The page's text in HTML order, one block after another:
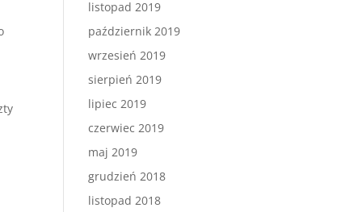
listopad 2019
październik 2019
wrzesień 2019
sierpień 2019
lipiec 2019
czerwiec 2019
maj 2019
grudzień 2018
listopad 2018